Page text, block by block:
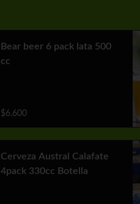
Bear beer 6 pack lata 500
cc
$6.600
Cerveza Austral Calafate
4pack 330cc Botella